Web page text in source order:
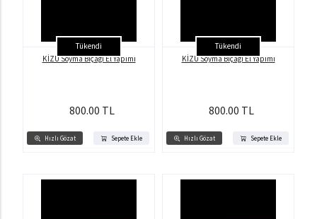
Tükendi
Hızlı Gözat Sepete Ekle
KİZU Soyma Bıçağı El Yapımı
800.00 TL
Tükendi
Hızlı Gözat Sepete Ekle
KİZU Soyma Bıçağı El Yapımı
800.00 TL